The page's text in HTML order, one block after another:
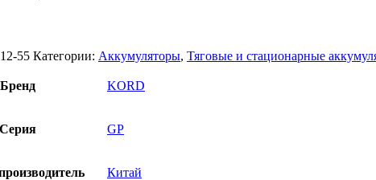
55 Категории: Аккумуляторы, Тяговые и стационарные
Бренд KORD
Серия GP
Китай